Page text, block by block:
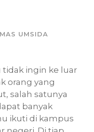
UMSIDA
tidak ingin ke luar
orang yang
salah satunya
banyak
ikuti di kampus